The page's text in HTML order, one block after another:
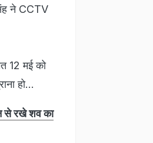
ने CCTV
12 मई को
हो...
से रखे शव का